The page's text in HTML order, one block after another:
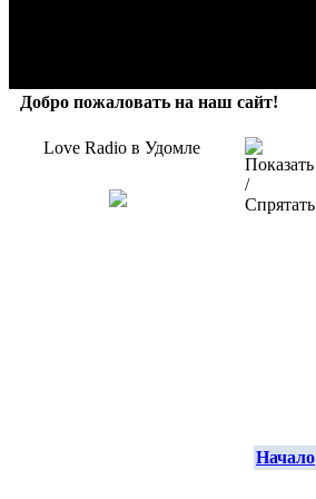
Добро пожаловать на наш сайт!
Love Radio в Удомле
Начало